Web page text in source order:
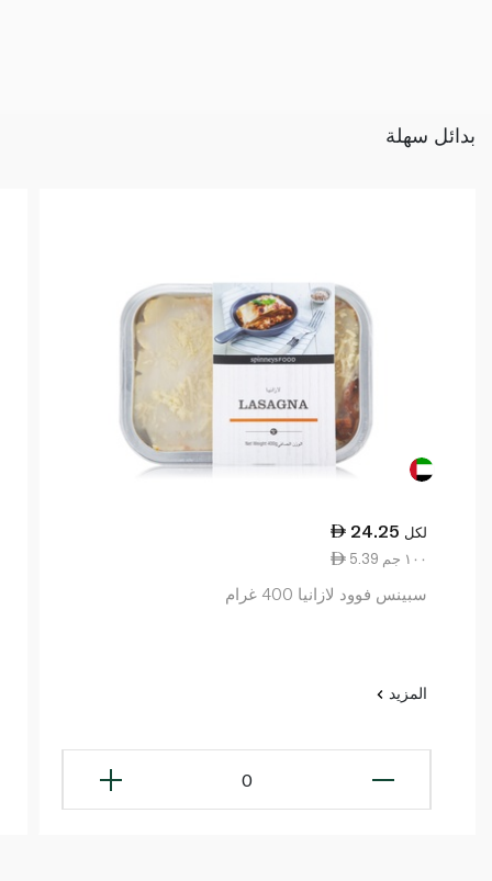
بدائل سهلة
24.25 لكل
5.39 ١٠٠ جم
سبينس فوود لازانيا 400 غرام
المزيد
0